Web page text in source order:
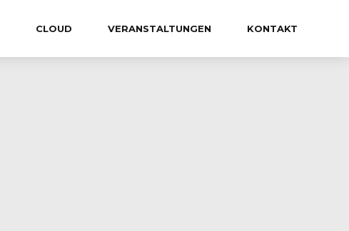
CLOUD VERANSTALTUNGEN KONTAKT